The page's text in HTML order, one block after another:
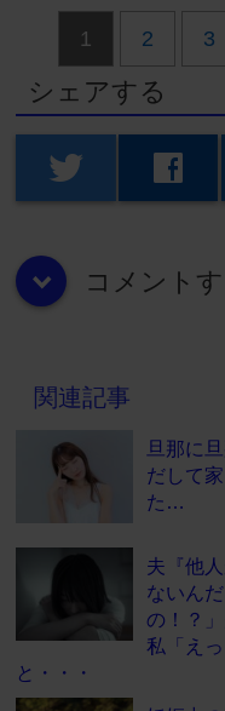
1 2 3
シェアする
twitter facebook
down コメント
関連記事
旦那に
だして
た…
夫『他
ないん
の！？
私「え
と・・・